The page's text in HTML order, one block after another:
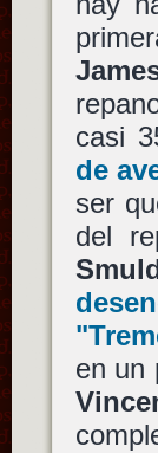
casi
de
ser
del
en un